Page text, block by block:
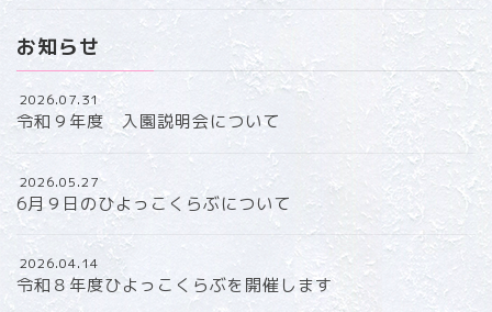
お知らせ
2026.07.31
令和９年度 入園説明会について
2026.05.27
6月９日のひよっこくらぶについて
2026.04.14
令和８年度ひよっこくらぶを開催します